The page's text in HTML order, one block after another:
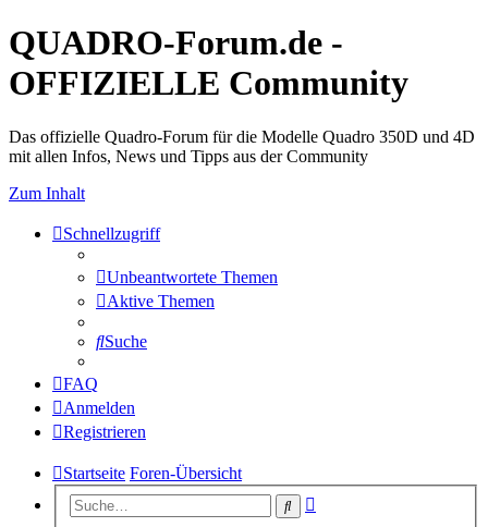
QUADRO-Forum.de -
OFFIZIELLE Community
Das offizielle Quadro-Forum für die Modelle Quadro 350D und 4D
mit allen Infos, News und Tipps aus der Community
Zum Inhalt
Schnellzugriff
Unbeantwortete Themen
Aktive Themen
Suche
FAQ
Anmelden
Registrieren
Startseite Foren-Übersicht
Suche